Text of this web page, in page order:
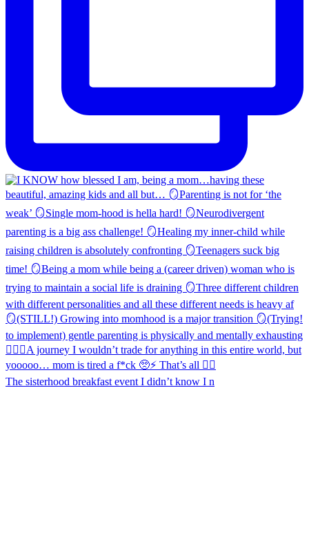
The sisterhood breakfast event I didn’t know I n